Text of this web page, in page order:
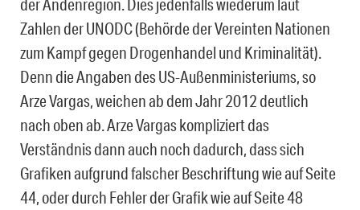
der Andenregion. Dies jedenfalls wiederum laut
Zahlen der UNODC (Behörde der Vereinten Nationen
zum Kampf gegen Drogenhandel und Kriminalität).
Denn die Angaben des US-Außenministeriums, so
Arze Vargas, weichen ab dem Jahr 2012 deutlich
nach oben ab. Arze Vargas kompliziert das
Verständnis dann auch noch dadurch, dass sich
Grafiken aufgrund falscher Beschriftung wie auf Seite
44, oder durch Fehler der Grafik wie auf Seite 48